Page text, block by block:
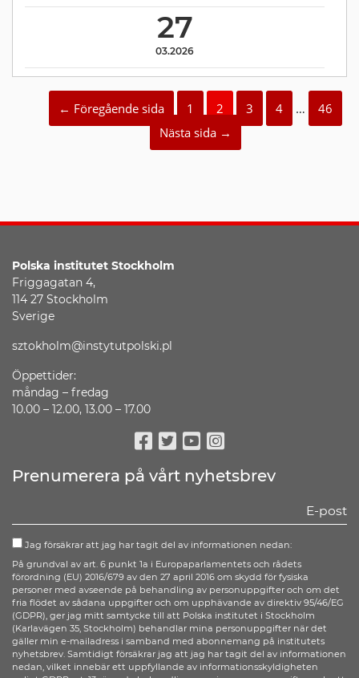
27
03.2026
← Föregående sida 1 2 3 4 …
46
Nästa sida →
Polska institutet Stockholm
Friggagatan 4,
114 27 Stockholm
Sverige
sztokholm@instytutpolski.pl
Öppettider:
måndag – fredag
10.00 – 12.00, 13.00 – 17.00
Facebook
TwitterYoutube
Instagram
Prenumerera på vårt nyhetsbrev
Jag försäkrar att jag har tagit del av informationen nedan:
På grundval av art. 6 punkt 1a i Europaparlamentets och rådets
förordning (EU) 2016/679 av den 27 april 2016 om skydd för fysiska
personer med avseende på behandling av personuppgifter och om det
fria flödet av sådana uppgifter och om upphävande av direktiv 95/46/EG
(GDPR), ger jag mitt samtycke till att Polska institutet i Stockholm
(Karlavägen 35, Stockholm) behandlar mina personuppgifter när det
gäller min e-mailadress i samband med abonnemang på institutets
nyhetsbrev. Samtidigt försäkrar jag att jag har tagit del av informationen
nedan, vilket innebär ett uppfyllande av informationsskyldigheten